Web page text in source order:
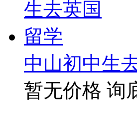
中山初中生
暂无价格 询